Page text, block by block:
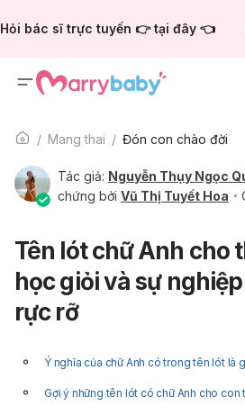
Hỏi bác sĩ trực tuyến 👉 tại đây 👈
Mang thai Đón con chào đời
Tác giả: Nguyễn Thụy Ngọc
chứng bởi Vũ Thị Tuyết Hoa
Tên lót chữ Anh cho
học giỏi và sự
rực rỡ
Ý nghĩa của chữ Anh có trong tên lót là
Gợi ý những tên lót có chữ Anh cho con